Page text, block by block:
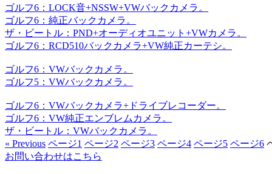
ゴルフ6：LOCK音+NSSW+VWバックカメラ。
ゴルフ6：純正バックカメラ。
ザ・ビートル：PND+オーディオユニット+VWカメラ。
ゴルフ6：RCD510バックカメラ+VW純正カーテシ。
ゴルフ6：VWバックカメラ。
ゴルフ5：VWバックカメラ。
ゴルフ6：VWバックカメラ+ドライブレコーダー。
ゴルフ6：VW純正エンブレムカメラ。
ザ・ビートル：VWバックカメラ。
« Previous ページ1 ページ2 ページ3 ページ4 ページ5 ページ6
お問い合わせはこちら